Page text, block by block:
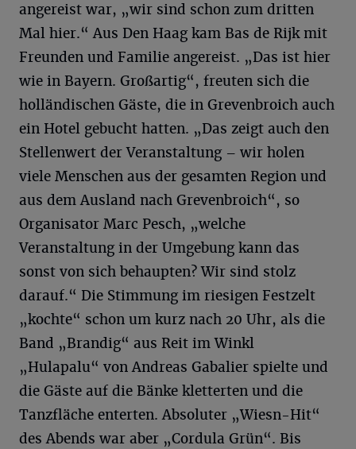
angereist war, „wir sind schon zum dritten
Mal hier.“ Aus Den Haag kam Bas de Rijk mit
Freunden und Familie angereist. „Das ist hier
wie in Bayern. Großartig“, freuten sich die
holländischen Gäste, die in Grevenbroich auch
ein Hotel gebucht hatten. „Das zeigt auch den
Stellenwert der Veranstaltung – wir holen
viele Menschen aus der gesamten Region und
aus dem Ausland nach Grevenbroich“, so
Organisator Marc Pesch, „welche
Veranstaltung in der Umgebung kann das
sonst von sich behaupten? Wir sind stolz
darauf.“ Die Stimmung im riesigen Festzelt
„kochte“ schon um kurz nach 20 Uhr, als die
Band „Brandig“ aus Reit im Winkl
„Hulapalu“ von Andreas Gabalier spielte und
die Gäste auf die Bänke kletterten und die
Tanzfläche enterten. Absoluter „Wiesn-Hit“
des Abends war aber „Cordula Grün“. Bis